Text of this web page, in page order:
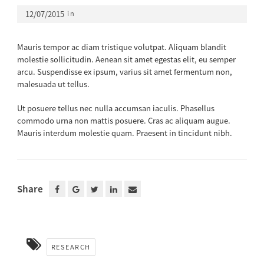
12/07/2015 in
Mauris tempor ac diam tristique volutpat. Aliquam blandit
molestie sollicitudin. Aenean sit amet egestas elit, eu semper
arcu. Suspendisse ex ipsum, varius sit amet fermentum non,
malesuada ut tellus.
Ut posuere tellus nec nulla accumsan iaculis. Phasellus
commodo urna non mattis posuere. Cras ac aliquam augue.
Mauris interdum molestie quam. Praesent in tincidunt nibh.
Share
RESEARCH